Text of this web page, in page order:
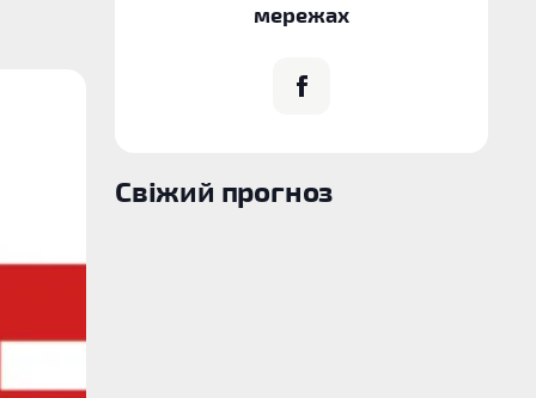
мережах
Свіжий прогноз